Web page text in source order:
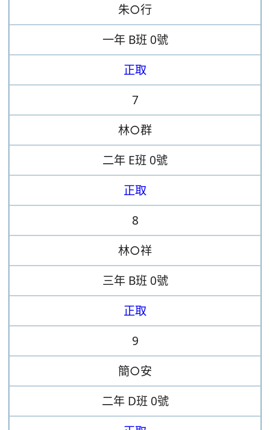
朱○行
一年 B班 0號
正取
7
林○群
二年 E班 0號
正取
8
林○祥
三年 B班 0號
正取
9
簡○安
二年 D班 0號